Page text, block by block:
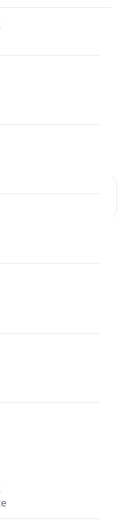
dann, wenn
die drei
durch zwei
seiner
ist
Eine